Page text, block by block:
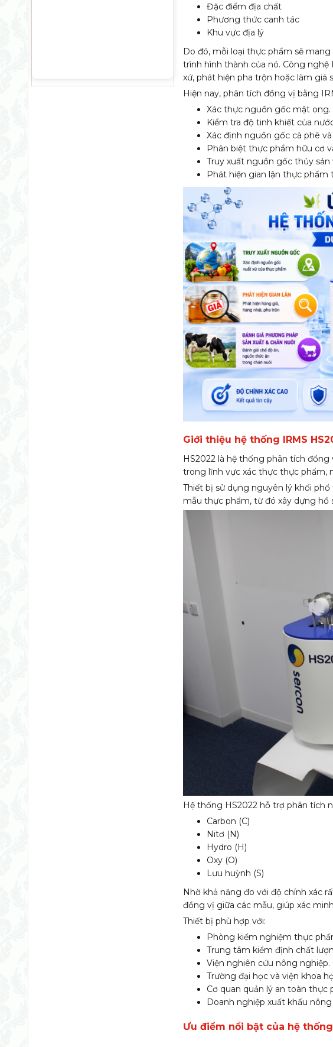
Đặc điểm địa chất
Phương thức canh tác
Khu vực địa lý
Do đó, mỗi loại thực phẩm sẽ
trình hình thành của nó. Công nghệ
xứ, phát hiện pha trộn hoặc làm giả
Hiện nay, phân tích đồng vị bằng
Xác thực nguồn gốc mật ong.
Kiểm tra độ tinh khiết của
Xác định nguồn gốc cà phê và
Phân biệt thực phẩm hữu cơ
Truy xuất nguồn gốc thủy sản
Phát hiện gian lận thực
Giới thiệu hệ thống IRMS
HS2022 là hệ thống phân tích
trong lĩnh vực xác thực thực phẩm,
Thiết bị sử dụng nguyên lý khối
mẫu thực phẩm, từ đó xây dựng
Hệ thống HS2022 hỗ trợ phân tích
Carbon (C)
Nitơ (N)
Hydro (H)
Oxy (O)
Lưu huỳnh (S)
Nhờ khả năng đo với độ chính xác
đồng vị giữa các mẫu, giúp xác
Thiết bị phù hợp với:
Phòng kiểm nghiệm thực
Trung tâm kiểm định chất
Viện nghiên cứu nông nghiệp.
Trường đại học và viện khoa
Cơ quan quản lý an toàn thực
Doanh nghiệp xuất khẩu
Ưu điểm nổi bật của hệ thống